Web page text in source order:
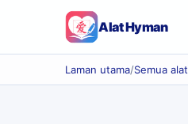
Alat Hyman
Laman utama/Semua alat